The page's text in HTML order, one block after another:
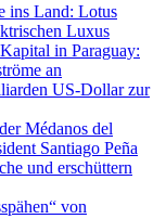
ins Land: Lotus
Luxus
in Paraguay:
an
US-Dollar zur
Médanos del
Santiago Peña
und erschüttern
von